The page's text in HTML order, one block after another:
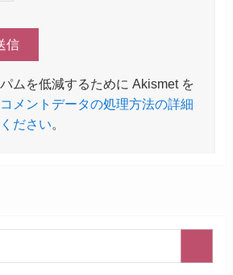
ムを低減するために Akismet を
コメントデータの処理方法の詳細
ださい。